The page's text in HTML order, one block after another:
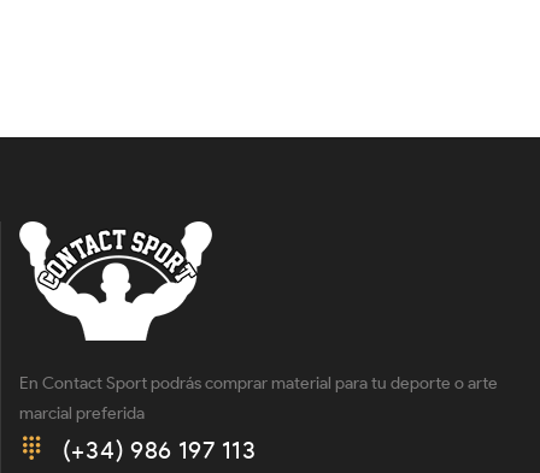
En Contact Sport podrás comprar material para tu deporte o arte
marcial preferida
(+34) 986 197 113